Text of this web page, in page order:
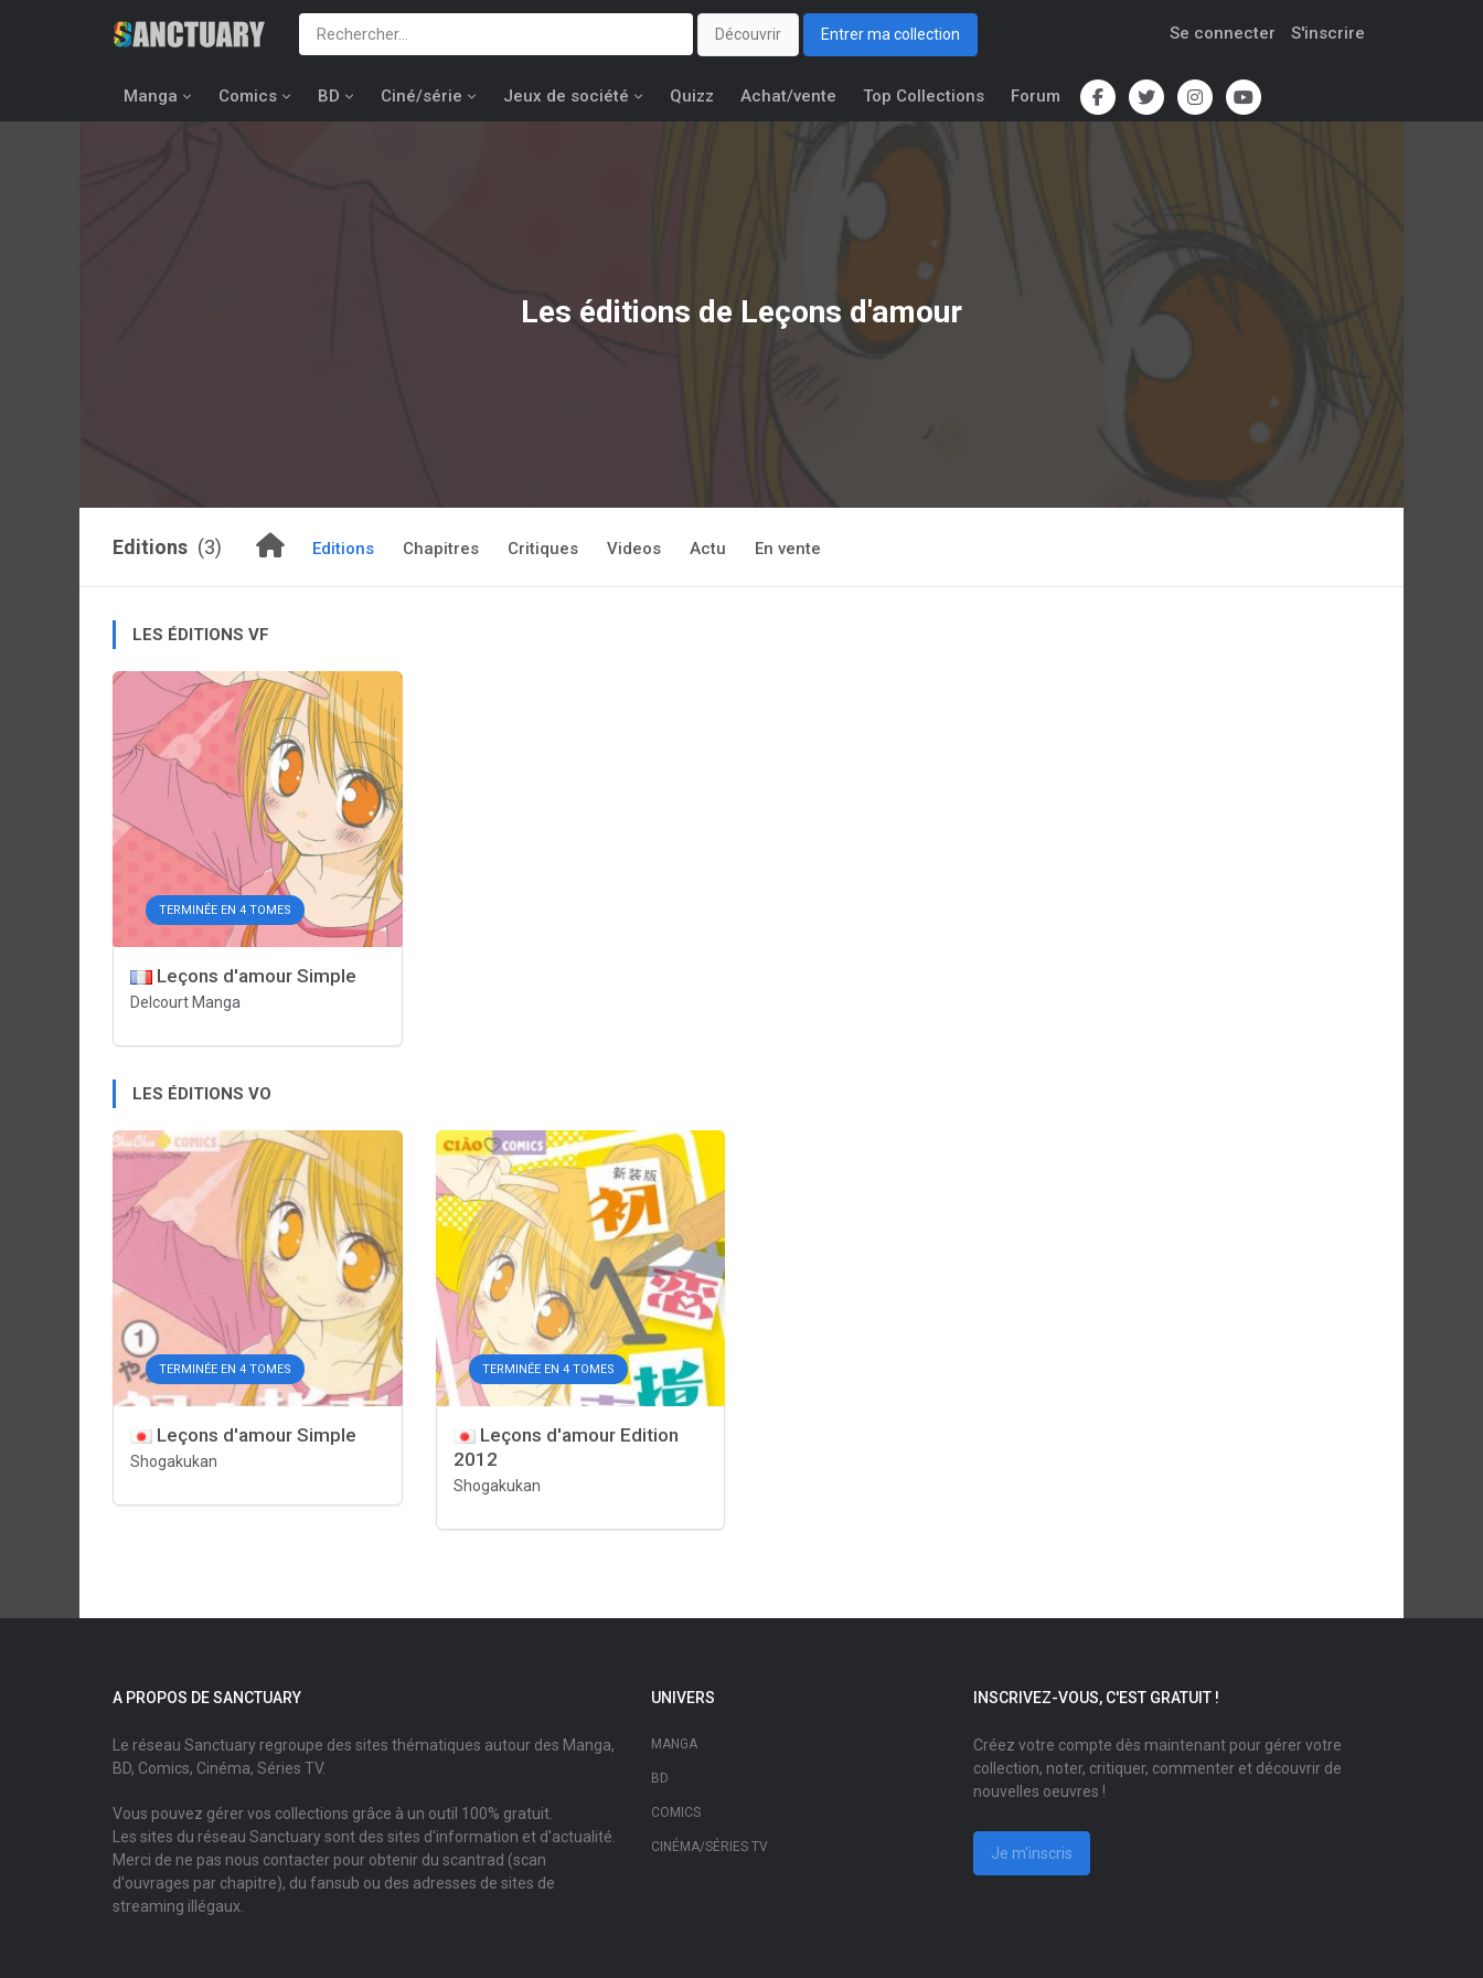
Découvrir Entrer ma collection Se connecter S'inscrire
Manga Comics BD Ciné/série Jeux de société Quizz Achat/vente Top Collections Forum
Les éditions de Leçons d'amour
Editions (3) Editions Chapitres Critiques Videos Actu En vente
LES ÉDITIONS VF
TERMINÉE EN 4 TOMES
Leçons d'amour Simple
Delcourt Manga
LES ÉDITIONS VO
TERMINÉE EN 4 TOMES
Leçons d'amour Simple
Shogakukan
TERMINÉE EN 4 TOMES
Leçons d'amour Edition
2012
Shogakukan
A PROPOS DE SANCTUARY
Le réseau Sanctuary regroupe des sites thématiques autour des Manga,
BD, Comics, Cinéma, Séries TV.
Vous pouvez gérer vos collections grâce à un outil 100% gratuit.
Les sites du réseau Sanctuary sont des sites d'information et d'actualité.
Merci de ne pas nous contacter pour obtenir du scantrad (scan
d'ouvrages par chapitre), du fansub ou des adresses de sites de
streaming illégaux.
UNIVERS
MANGA
BD
COMICS
CINÉMA/SÉRIES TV
INSCRIVEZ-VOUS, C'EST GRATUIT !
Créez votre compte dès maintenant pour gérer votre
collection, noter, critiquer, commenter et découvrir de
nouvelles oeuvres !
Je m'inscris